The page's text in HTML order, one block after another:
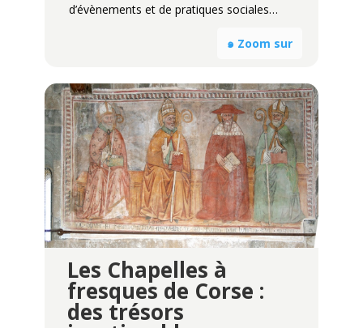
d’évènements et de pratiques sociales…
๑ Zoom sur
Les Chapelles à
fresques de Corse :
des trésors